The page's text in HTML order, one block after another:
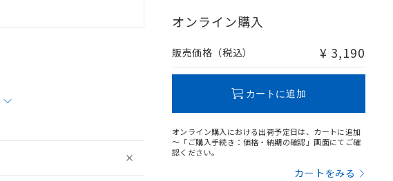
オンライン購入
販売価格（税込） ¥ 3,190
カートに追加
オンライン購入における出荷予定日は、カートに追加
～「ご購入手続き：価格・納期の確認」画面にてご確
認ください。
カートをみる